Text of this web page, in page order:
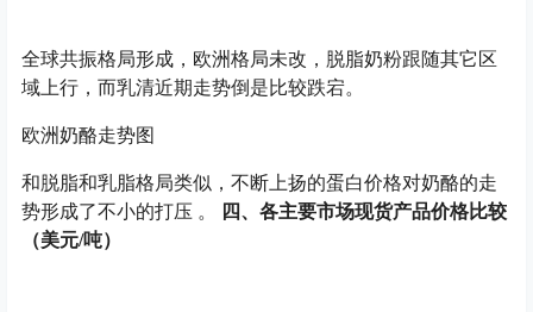
全球共振格局形成，欧洲格局未改，脱脂奶粉跟随其它区
域上行，而乳清近期走势倒是比较跌宕。
欧洲奶酪走势图
和脱脂和乳脂格局类似，不断上扬的蛋白价格对奶酪的走
势形成了不小的打压 。
四、各主要市场现货产品价格比较
（美元/吨）